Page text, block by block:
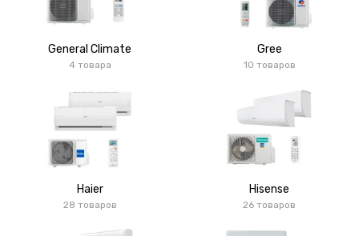
General Climate
4 товара
Gree
10 товаров
Haier
28 товаров
Hisense
26 товаров